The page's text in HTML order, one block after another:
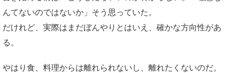
んてないのではないか」そう思っていた。
だけれど、実際はまだぼんやりとはいえ、確かな方向性があ
る。
やはり食、料理からは離れられないし、離れたくないのだ。